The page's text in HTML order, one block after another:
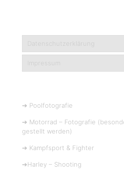
Datenschutzerklärung
Impressum
➔ Poolfotografie
➔ Motorrad – Fotografie
gestellt werden)
➔ Kampfsport & Fighter
➔Harley – Shooting